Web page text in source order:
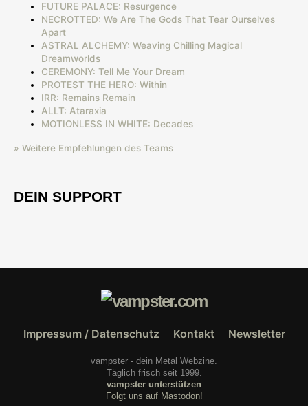
FUTURE PALACE: Resurgence
NECROTTED: We Are The Gods That Tear Ourselves
Apart
ASTRAL ALCHEMY: Weaving Chilling Magical
Dreamworlds
CEREMONY: Tell Me Your Dream
PROTEST THE HERO: Within
IRR: Remains Remain
ALLT: Ataraxia
MOTIONLESS IN WHITE: Decades
» Weitere Empfehlungen des Teams
DEIN SUPPORT
Impressum / Datenschutz Kontakt Newsletter
vampster - dein Metal Webzine.
Täglich frisch seit 1999.
vampster unterstützen
Folgt uns auf Mastodon!